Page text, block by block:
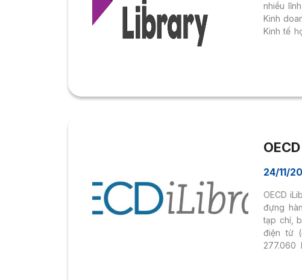
nhiều
Kinh
Kinh tế
trên
có thể
cập:
24/11/
OECD
đựng
tạp chí,
điện tử
277.060
ngữ